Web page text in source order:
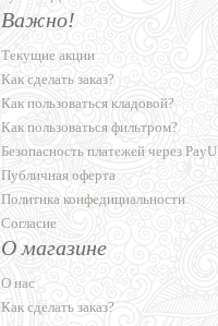
Важно!
Текущие акции
Как сделать заказ?
Как пользоваться кладовой?
Как пользоваться фильтром?
Безопасность платежей через PayU
Публичная оферта
Политика конфедициальности
Согласие
О магазине
О нас
Как сделать заказ?